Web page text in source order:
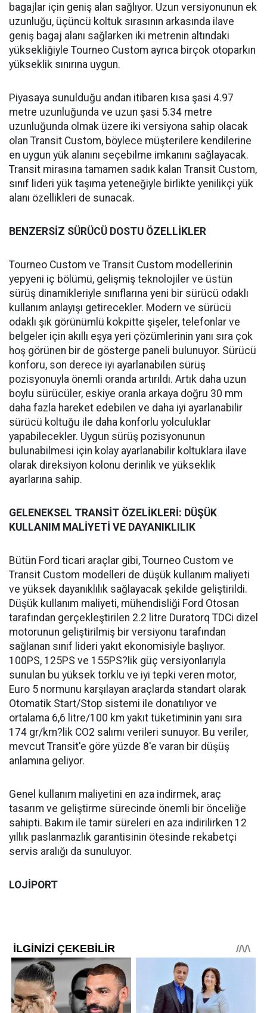
bagajlar için geniş alan sağlıyor. Uzun versiyonunun ek
uzunluğu, üçüncü koltuk sırasının arkasında ilave
geniş bagaj alanı sağlarken iki metrenin altındaki
yüksekliğiyle Tourneo Custom ayrıca birçok otoparkın
yükseklik sınırına uygun.
Piyasaya sunulduğu andan itibaren kısa şasi 4.97
metre uzunluğunda ve uzun şasi 5.34 metre
uzunluğunda olmak üzere iki versiyona sahip olacak
olan Transit Custom, böylece müşterilere kendilerine
en uygun yük alanını seçebilme imkanını sağlayacak.
Transit mirasına tamamen sadık kalan Transit Custom,
sınıf lideri yük taşıma yeteneğiyle birlikte yenilikçi yük
alanı özellikleri de sunacak.
BENZERSİZ SÜRÜCÜ DOSTU ÖZELLİKLER
Tourneo Custom ve Transit Custom modellerinin
yepyeni iç bölümü, gelişmiş teknolojiler ve üstün
sürüş dinamikleriyle sınıflarına yeni bir sürücü odaklı
kullanım anlayışı getirecekler. Modern ve sürücü
odaklı şık görünümlü kokpitte şişeler, telefonlar ve
belgeler için akıllı eşya yeri çözümlerinin yanı sıra çok
hoş görünen bir de gösterge paneli bulunuyor. Sürücü
konforu, son derece iyi ayarlanabilen sürüş
pozisyonuyla önemli oranda artırıldı. Artık daha uzun
boylu sürücüler, eskiye oranla arkaya doğru 30 mm
daha fazla hareket edebilen ve daha iyi ayarlanabilir
sürücü koltuğu ile daha konforlu yolculuklar
yapabilecekler. Uygun sürüş pozisyonunun
bulunabilmesi için kolay ayarlanabilir koltuklara ilave
olarak direksiyon kolonu derinlik ve yükseklik
ayarlarına sahip.
GELENEKSEL TRANSİT ÖZELİKLERİ: DÜŞÜK
KULLANIM MALİYETİ VE DAYANIKLILIK
Bütün Ford ticari araçlar gibi, Tourneo Custom ve
Transit Custom modelleri de düşük kullanım maliyeti
ve yüksek dayanıklılık sağlayacak şekilde geliştirildi.
Düşük kullanım maliyeti, mühendisliği Ford Otosan
tarafından gerçekleştirilen 2.2 litre Duratorq TDCi dizel
motorunun geliştirilmiş bir versiyonu tarafından
sağlanan sınıf lideri yakıt ekonomisiyle başlıyor.
100PS, 125PS ve 155PS?lik güç versiyonlarıyla
sunulan bu yüksek torklu ve iyi tepki veren motor,
Euro 5 normunu karşılayan araçlarda standart olarak
Otomatik Start/Stop sistemi ile donatılıyor ve
ortalama 6,6 litre/100 km yakıt tüketiminin yanı sıra
174 gr/km?lik CO2 salımı verileri sunuyor. Bu veriler,
mevcut Transit'e göre yüzde 8'e varan bir düşüş
anlamına geliyor.
Genel kullanım maliyetini en aza indirmek, araç
tasarım ve geliştirme sürecinde önemli bir önceliğe
sahipti. Bakım ile tamir süreleri en aza indirilirken 12
yıllık paslanmazlık garantisinin ötesinde rekabetçi
servis aralığı da sunuluyor.
LOJİPORT